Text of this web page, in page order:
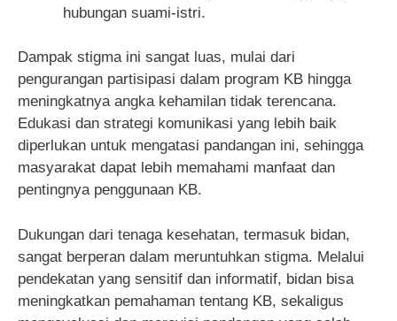
hubungan suami-istri.
Dampak stigma ini sangat luas, mulai dari
pengurangan partisipasi dalam program KB hingga
meningkatnya angka kehamilan tidak terencana.
Edukasi dan strategi komunikasi yang lebih baik
diperlukan untuk mengatasi pandangan ini, sehingga
masyarakat dapat lebih memahami manfaat dan
pentingnya penggunaan KB.
Dukungan dari tenaga kesehatan, termasuk bidan,
sangat berperan dalam meruntuhkan stigma. Melalui
pendekatan yang sensitif dan informatif, bidan bisa
meningkatkan pemahaman tentang KB, sekaligus